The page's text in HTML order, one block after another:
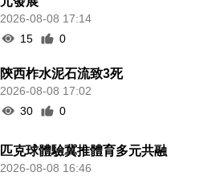
2026-08-08 17:14
15
0
陝西柞水泥石流致3死
2026-08-08 17:02
30
0
匹克球體驗冀推體育多元共融
2026-08-08 16:46